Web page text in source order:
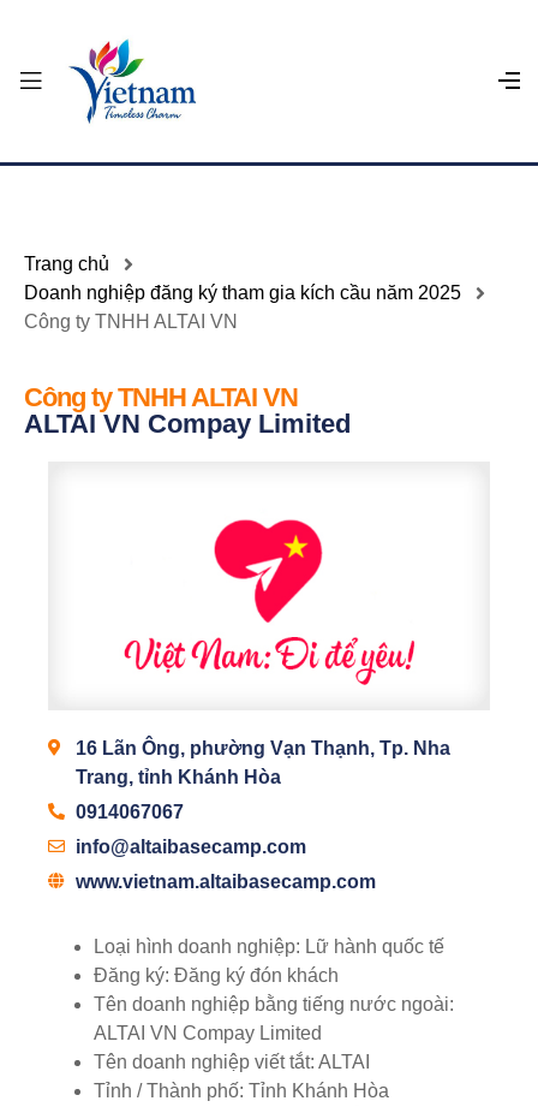
Trang chủ
Doanh nghiệp đăng ký tham gia kích cầu năm 2025
Công ty TNHH ALTAI VN
Công ty TNHH ALTAI VN
ALTAI VN Compay Limited
16 Lãn Ông, phường Vạn Thạnh, Tp. Nha
Trang, tỉnh Khánh Hòa
0914067067
info@altaibasecamp.com
www.vietnam.altaibasecamp.com
Loại hình doanh nghiệp: Lữ hành quốc tế
Đăng ký: Đăng ký đón khách
Tên doanh nghiệp bằng tiếng nước ngoài:
ALTAI VN Compay Limited
Tên doanh nghiệp viết tắt: ALTAI
Tỉnh / Thành phố: Tỉnh Khánh Hòa